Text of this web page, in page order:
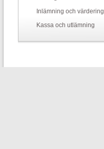
Inlämning och värdering
Kassa och utlämning